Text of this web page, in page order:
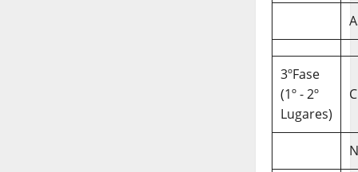
3ºFase
(1º - 2º
Lugares)